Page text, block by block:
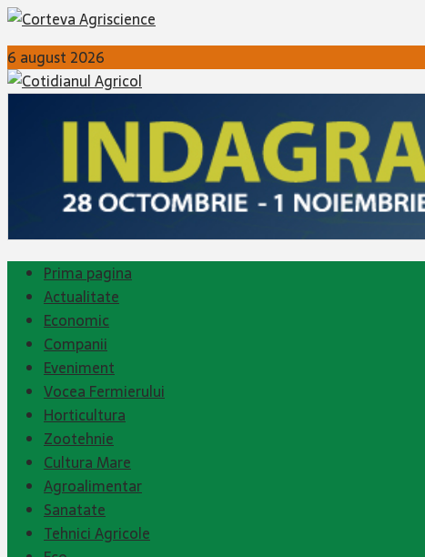
6 august 2026
Prima pagina
Actualitate
Economic
Companii
Eveniment
Vocea Fermierului
Horticultura
Zootehnie
Cultura Mare
Agroalimentar
Sanatate
Tehnici Agricole